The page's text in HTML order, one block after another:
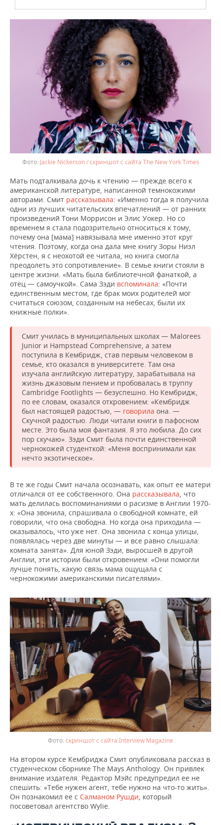
Jackie Nickerson / скриншот с сайта The New York Times
Мать подталкивала дочь к чтению — прежде всего к
американской литературе, написанной темнокожими
авторами. Смит рассказывала: «Именно тогда я получила
одни из лучших читательских впечатлений — от ранних
произведений Тони Моррисон и Элис Уокер. Но со
временем я стала подозрительно относиться к тому,
почему она [мама] навязывала мне именно этот круг
чтения. Поэтому, когда она дала мне книгу Зоры Ниэл
Хёрстен, я с неохотой ее читала, но книга смогла
преодолеть это сопротивление». В семье книги стояли в
центре жизни. «Мать была библиотечной фанаткой, а
отец — самоучкой». Сама Зэди вспоминала: «Почти
единственным местом, где брак моих родителей мог
считаться союзом, созданным на небесах, были их
книжные полки».
Смит училась в муниципальных школах — Malorees
Junior и Hampstead Comprehensive, а затем
поступила в Кембридж, став первым человеком в
семье, кто оказался в университете. Там она
изучала английскую литературу, зарабатывала на
жизнь джазовым пением и пробовалась в труппу
Cambridge Footlights — безуспешно. Но Кембридж,
по ее словам, оказался откровением: «Кембридж
был настоящей радостью, — говорила она. —
Скучной радостью. Люди читали книги в пафосном
месте. Это была моя фантазия. Я это любила. До сих
пор скучаю». Зэди Смит была почти единственной
чернокожей студенткой: «Меня воспринимали как
нечто экзотическое».
В те же годы Смит начала осознавать, как опыт ее матери
отличался от ее собственного. Она рассказывала, что
мать делилась воспоминаниями о расизме в Англии 1970-
х: «Она звонила, спрашивала о свободной комнате, ей
говорили, что она свободна. Но когда она приходила —
оказывалось, что уже нет. Она звонила с конца улицы,
появлялась через две минуты — и все равно слышала:
комната занята». Для юной Зэди, выросшей в другой
Англии, эти истории были откровением: «Они помогли
лучше понять, какую связь мама ощущала с
чернокожими американскими писателями».
скриншот с сайта Interview Magazine
На втором курсе Кембриджа Смит опубликовала рассказ в
студенческом сборнике The Mays Anthology. Он привлек
внимание издателя. Редактор Мэйс предупредил ее не
спешить: «Тебе нужен агент, тебе нужно на что-то жить».
Он познакомил ее с Салманом Рушди, который
посоветовал агентство Wylie.